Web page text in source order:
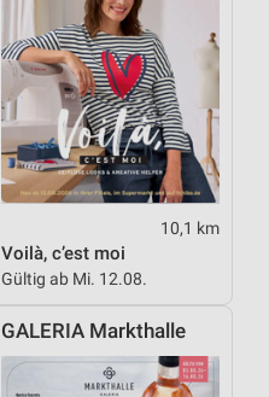
10,1 km
Voilà, c’est moi
Gültig ab Mi. 12.08.
GALERIA Markthalle